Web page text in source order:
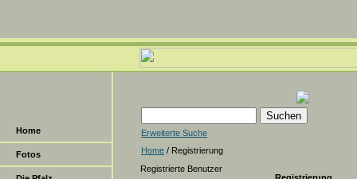
Home
Fotos
Erweiterte Suche
Home / Registrierung
Registrierte Benutzer